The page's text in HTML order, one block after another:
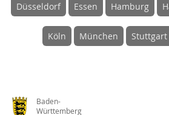
Düsseldorf Essen Hamburg
Köln München Stuttgart
Baden-
Württemberg